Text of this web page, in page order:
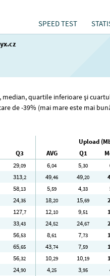
SPEED TEST
quartile inferioare și
de -39% (mai mare este mai
Upload
Q3 AVG Q1
29,09 6,04 5,30
313,2 49,46 49,20
58,13 5,59 4,33
24,35 18,20 15,69
127,7 12,10 9,51
33,43 24,52 24,67
56,53 8,61 7,73
65,65 43,74 7,59
56,32 10,29 10,19
24,90 4,25 3,95